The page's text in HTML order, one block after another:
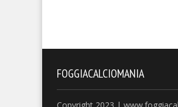
FOGGIACALCIOMANIA